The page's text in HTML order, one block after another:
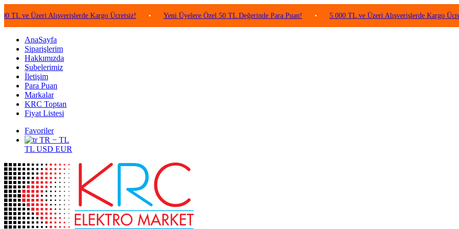
Üzeri Alışverişlerde Kargo Ücretsiz! • Yeni Üyelere Özel 50 TL Değerinde Para Puan! • 5.000 TL ve Üzeri Alışverişlerde Kargo Ücretsiz!
AnaSayfa
Siparişlerim
Hakkımızda
Şubelerimiz
İletişim
Para Puan
Markalar
KRC Toptan
Fiyat Listesi
Favoriler
TR − TL
TL USD EUR